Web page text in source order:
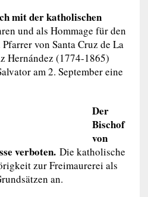
mit der katholischen
und als Hommage für den
von Santa Cruz de La
Hernández (1774-1865)
am 2. September eine
Der
Bischof
von
verboten.Die katholische
zur Freimaurerei als
an.